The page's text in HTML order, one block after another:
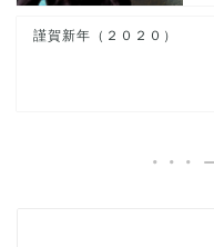
謹賀新年（２０２０）